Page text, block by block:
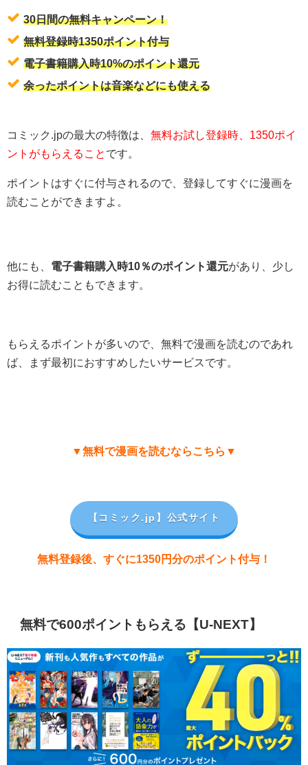
30日間の無料キャンペーン！
無料登録時1350ポイント付与
電子書籍購入時10%のポイント還元
余ったポイントは音楽などにも使える
コミック.jpの最大の特徴は、 無料お試し登録時、1350ポイ
ントがもらえること です。
ポイントはすぐに付与されるので、登録してすぐに漫画を
読むことができますよ。
他にも、 電子書籍購入時10％のポイント還元があり、少し
お得に読むこともできます。
もらえるポイントが多いので、無料で漫画を読むのであれ
ば、まず最初におすすめしたいサービスです。
▼無料で漫画を読むならこちら▼
【コミック.jp 】公式サイト
無料登録後、すぐに1350円分のポイント付与！
無料で600ポイントもらえる【U-NEXT】